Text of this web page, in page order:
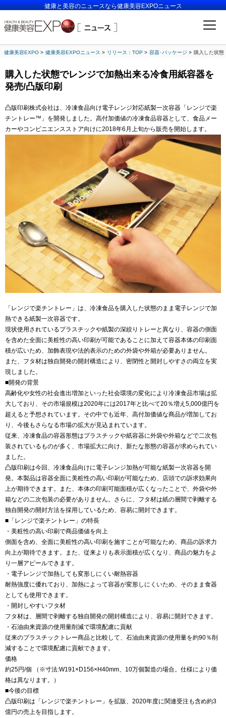
健康と美容のニュースなら健康美容EXPOニュース
健康美容EXPO 健康美容EXPOニュース リリース：TOP 容器･パッケージ 購入した状態
購入した状態でレンジで加熱出来る冷食用紙容器を
発売/凸版印刷
凸版印刷株式会社は、冷凍食品向け電子レンジ対応紙製一次容器「レンジで楽
チントレー™」を開発しました。高付加価値の冷凍食品容器として、食品メー
カーやコンビニエンスストア向けに2018年6月上旬から販売を開始します。
「レンジで楽チントレー」は、冷凍食品を購入した状態のまま電子レンジで加
熱できる紙製一次容器です。
現状使用されているプラスチックや紙製の深絞りトレーと異なり、容器の側面
を含めた全面に美粧性の高い印刷が可能であることに加えて容器本体の印刷面
積が広いため、加飾表現や法的表示のための外袋や外箱が必要ありません。
また、フタ材は独自開発の開封構造により、密閉性と開封しやすさの両立を実
現しました。
■開発の背景
高齢化や女性の社会進出増加といった社会環境の変化により冷凍食品市場は拡
大しており、その市場規模は2020年には2017年と比べて20％増え5,000億円を
超えると予想されています。その中でも近年、高付加価値な商品が増加してお
り、今後もさらなる市場の拡大が見込まれています。
従来、冷凍食品の容器形態はプラスチックや紙容器に外袋や外箱などで二次包
装されているものが多く、市場拡大に向け、新たな形態の容器が求められてい
ました。
凸版印刷は今回、冷凍食品向けに電子レンジ加熱が可能な紙製一次容器を開
発。本製品は容器全面に美粧性の高い印刷が可能なため、店頭での訴求効果向
上が期待できます。また、本体の印刷可能面積が広くなったことで、外袋や外
箱などの二次包装の必要がありません。さらに、フタ材は紙の層間で剥離する
独自開発の開封方法を採用しているため、容易に開封できます。
■「レンジで楽チントレー」の特長
・美粧性の高い印刷で商品価値を向上
側面を含め、全面に美粧性の高い印刷を施すことが可能なため、商品の訴求力
向上が期待できます。また、従来よりも表示面積が広くなり、商品の魅力をよ
り一層アピールできます。
・電子レンジで加熱しても変形しにくい耐熱容器
耐熱強度に優れており、加熱によって容器が変形しにくいため、そのまま食器
としても使用できます。
・開封しやすいフタ材
フタ材は、層間で剥離する独自開発の開封構造により、容易に開封できます。
・石油由来資源の使用量削減で環境配慮に貢献
従来のプラスチックトレー商品と比較して、石油由来資源の使用量を約90％削
減することで環境配慮に貢献できます。
価格
約25円/個 （※寸法:W191×D156×H40mm、10万個製造の場合。仕様により価
格は異なります。）
■今後の目標
凸版印刷は「レンジで楽チントレー」を拡販、2020年度に関連受注も含め約3
億円の売上を目指します。